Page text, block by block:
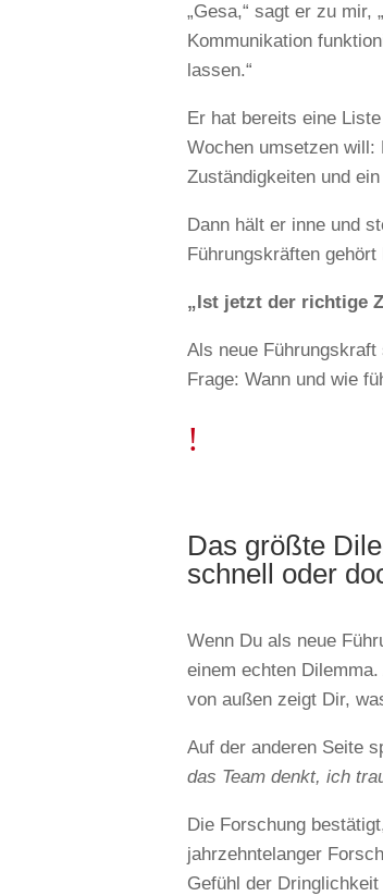
„Gesa,“ sagt er zu
Kommunikation
lassen.“
Er hat bereits eine
Wochen umsetzen will:
Zuständigkeiten und
Dann hält er inne und
Führungskräften gehört
„Ist jetzt der richtige
Als neue
Frage: Wann und wie
!
Das größte
schnell oder
Wenn Du als neue
einem echten
von außen zeigt Dir,
Auf der anderen Seite
das Team denkt, ich
Die Forschung
jahrzehntelanger
Gefühl der